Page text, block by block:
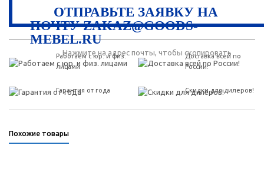
ОТПРАВЬТЕ ЗАЯВКУ НА
ПОЧТУ ZAKAZ@GOODS-
MEBEL.RU
Нажмите на адрес почты, чтобы скопировать
Работаем с юр. и физ.
лицами
Доставка всей по
России!
Гарантия от года Скидки для дилеров!
Похожие товары